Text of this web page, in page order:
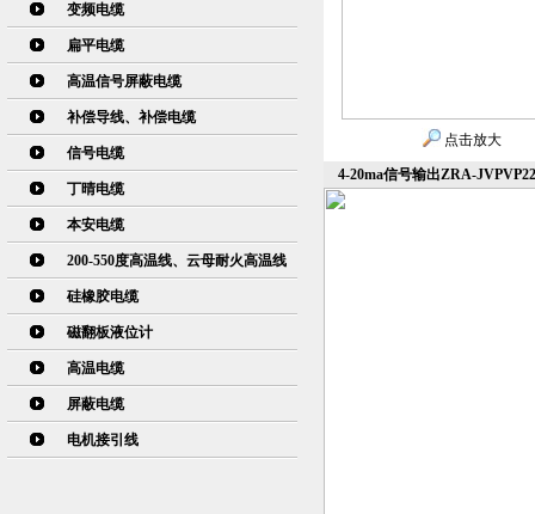
变频电缆
扁平电缆
高温信号屏蔽电缆
补偿导线、补偿电缆
信号电缆
丁晴电缆
本安电缆
200-550度高温线、云母耐火高温线
硅橡胶电缆
磁翻板液位计
高温电缆
屏蔽电缆
电机接引线
点击放大
4-20ma信号输出ZRA-